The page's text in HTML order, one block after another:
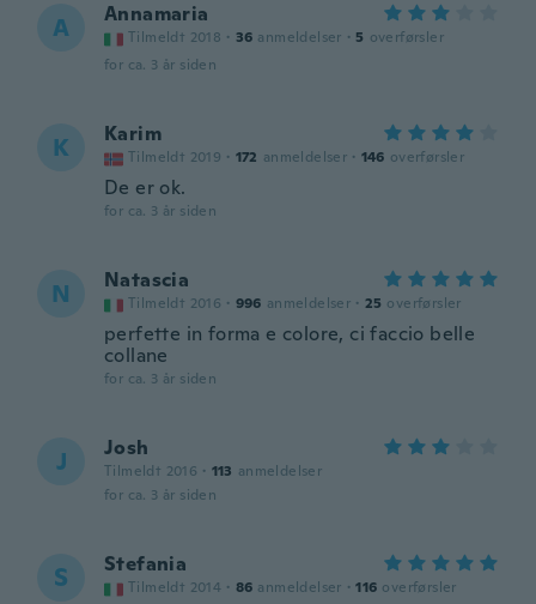
A Annamaria
Tilmeldt 2018 · 36 anmeldelser · 5 overførsler
for ca. 3 år siden
K Karim
Tilmeldt 2019 · 172 anmeldelser · 146 overførsler
De er ok.
for ca. 3 år siden
N Natascia
Tilmeldt 2016 · 996 anmeldelser · 25 overførsler
perfette in forma e colore, ci faccio belle
collane
for ca. 3 år siden
J Josh
Tilmeldt 2016 · 113 anmeldelser
for ca. 3 år siden
S Stefania
Tilmeldt 2014 · 86 anmeldelser · 116 overførsler